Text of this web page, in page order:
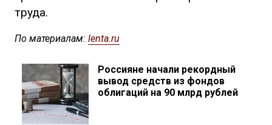
труда.
По материалам: lenta.ru
Россияне начали рекордный
вывод средств из фондов
облигаций на 90 млрд рублей